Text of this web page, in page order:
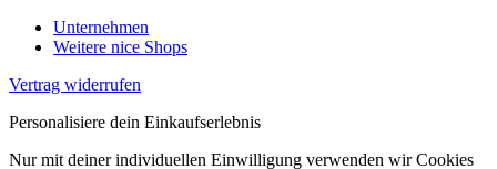
Unternehmen
Weitere nice Shops
Vertrag widerrufen
Personalisiere dein Einkaufserlebnis
Nur mit deiner individuellen Einwilligung verwenden wir Cookies